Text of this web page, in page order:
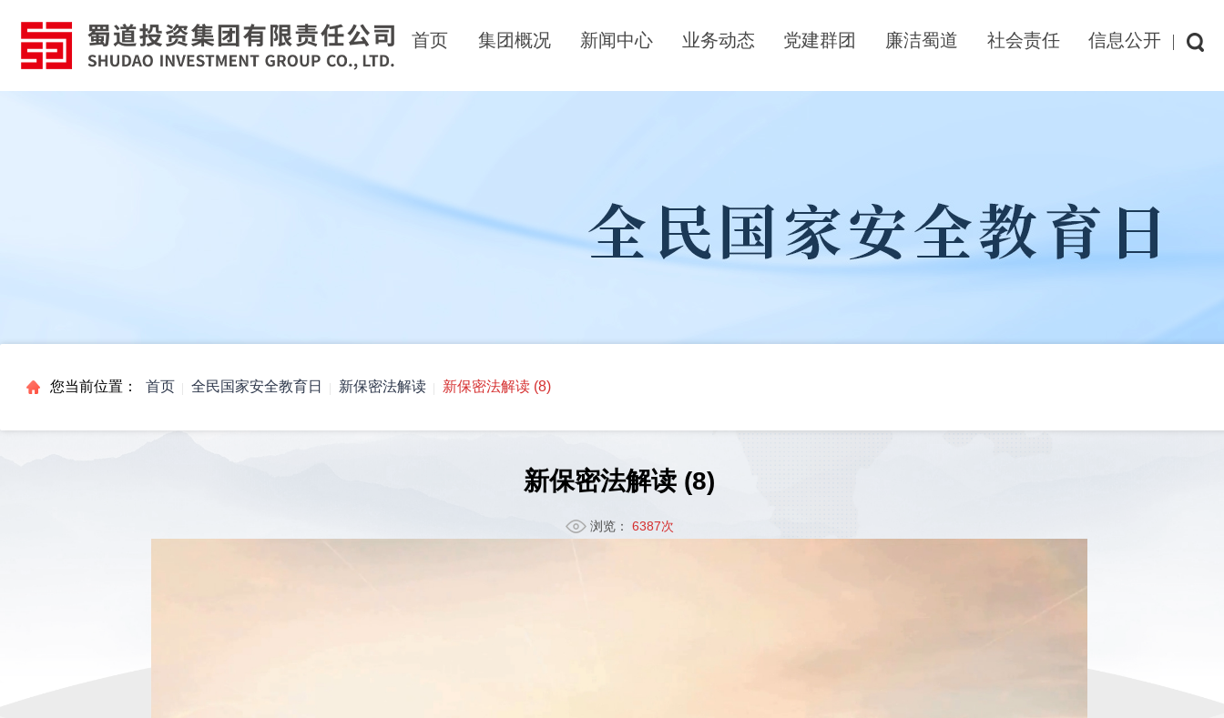
首页 集团概况 新闻中心 业务动态 党建群团 廉洁蜀道 社会责任 信息公开
您当前位置： 首页 全民国家安全教育日 新保密法解读 新保密法解读 (8)
新保密法解读 (8)
浏览： 6387次